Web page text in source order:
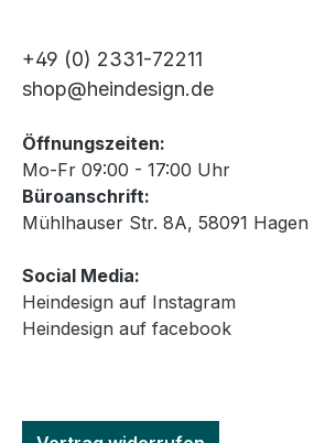
+49 (0) 2331-72211
shop@heindesign.de
Öffnungszeiten:
Mo-Fr 09:00 - 17:00 Uhr
Büroanschrift:
Mühlhauser Str. 8A, 58091 Hagen
Social Media:
Heindesign auf Instagram
Heindesign auf facebook